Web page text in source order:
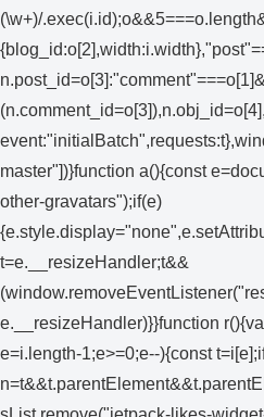
(\w+)/
master"])}function a(){const
other-gravatars");if(e)
t=e.__resizeHandler;t&&
e.__resizeHandler)}}function
e=i.length-1;e>=0;e--){const